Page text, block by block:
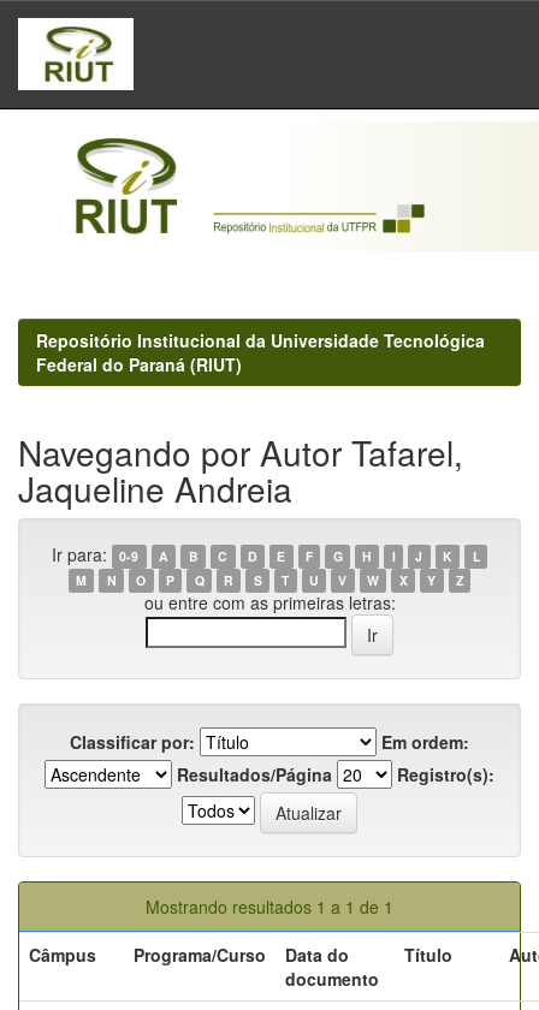
Skip
navigation
Repositório Institucional da Universidade Tecnológica
Federal do Paraná (RIUT)
Navegando por Autor Tafarel,
Jaqueline Andreia
Ir para: 0-9 A B C D E F G H I J K
L
M
N O P Q R S T U V W X Y Z
ou entre com as primeiras letras:
Classificar por:
Em ordem:
Resultados/Página
Registro(s):
Mostrando resultados 1 a 1 de 1
Câmpus
Programa/Curso
Data do
documento
Título